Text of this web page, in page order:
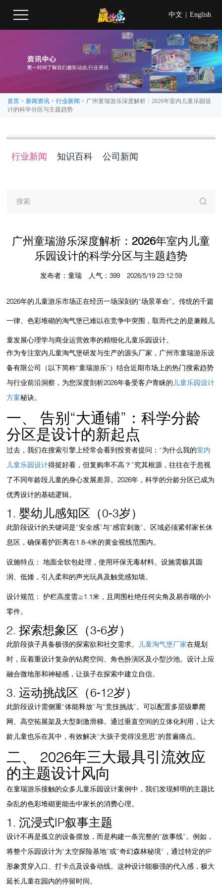
中文 English
首页 > 新闻资讯 > 行业新闻 > 广州童瑞游乐深度解析：2026年室内儿童乐园设
计的科学分区与主题趋势
行业新闻 知识百科 公司新闻
广州童瑞游乐深度解析：2026年室内儿童
乐园设计的科学分区与主题趋势
发布者：童瑞 人气：399 2026/5/19 23:12:59
2026年的儿童游乐市场正在经历一场深刻的“场景革命”。传统的千篇
一律、色彩堆砌的淘气堡已难以在竞争中突围，取而代之的是兼顾儿
童发展心理学与商业运营效率的精细化儿童乐园设计。
作为专注室内儿童淘气堡研发与生产的源头厂家， 广州市童瑞游乐设
备有限公司
（以下简称“童瑞游乐”）结合近期市场上的热门搜索趋势
与行业前沿洞察，为您深度剖析2026年备受客户青睐的 儿童乐园设计
方案秘诀。
一、 告别“大通铺”：科学分龄
分区是设计的新起点
过去，我们在搜索引擎上经常会看到投资者提问：“为什么我的室内
儿童乐园设计得挺好看，但复购率不高？”究其根源，往往在于忽视
了不同年龄段儿童的身心发展差异。2026年，科学的分龄分区已成为
优秀设计的基础逻辑。
1. 婴幼儿感知区（0-3岁）
此阶段设计的关键词是“安全感”与“感官刺激”。区域必须紧邻家长休
息区，确保看护距离在1.8-4米的黄金视线范围内。
设施特点：
地面全软包处理，使用环保无毒材料。设施需极其圆
润、低矮，引入柔和的声光玩具及触觉感知墙。
设计规范：
护栏高度需≥1.1米，且周围杜绝任何尖角及易吞咽的小
零件。
2. 探索想象区（3-6岁）
此阶段孩子具备极强的探索欲和社交需求。 儿童淘气堡厂家在规划
时，应着重设计复杂的钻爬空间、角色扮演区及小型沙池。设计上应
融合微地形和神秘感，让孩子在探索中建立自信。
3. 运动挑战区（6-12岁）
此阶段设计需侧重“体能释放”与“竞技挑战”。可以配置多层级攀爬
网、高空拓展架及大型刺激滑梯。通过垂直空间的立体化利用，让大
龄儿童也乐在其中，有效解决“大孩子觉得没意思”的普遍痛点。
二、 2026年三大最具引流效应
的主题设计风向
在童瑞游乐接触的众多 儿童乐园设计案例中，我们发现鲜明的主题比
杂乱的色彩堆砌更能击中家长的消费心理。
1. 沉浸式IP叙事主题
设计不再是孤立的设备摆放，而是构建一条完整的“故事线”。例如，
将整个乐园设计为“太空探险基地”或“奇幻森林秘境”，通过特定的IP
形象贯穿入口、打卡点及设备动线。这种设计能极强的代入感，极大
延长儿童在园内的停留时间。